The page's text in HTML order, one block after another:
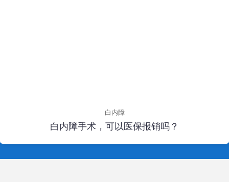
白内障
白内障手术，可以医保报销吗？